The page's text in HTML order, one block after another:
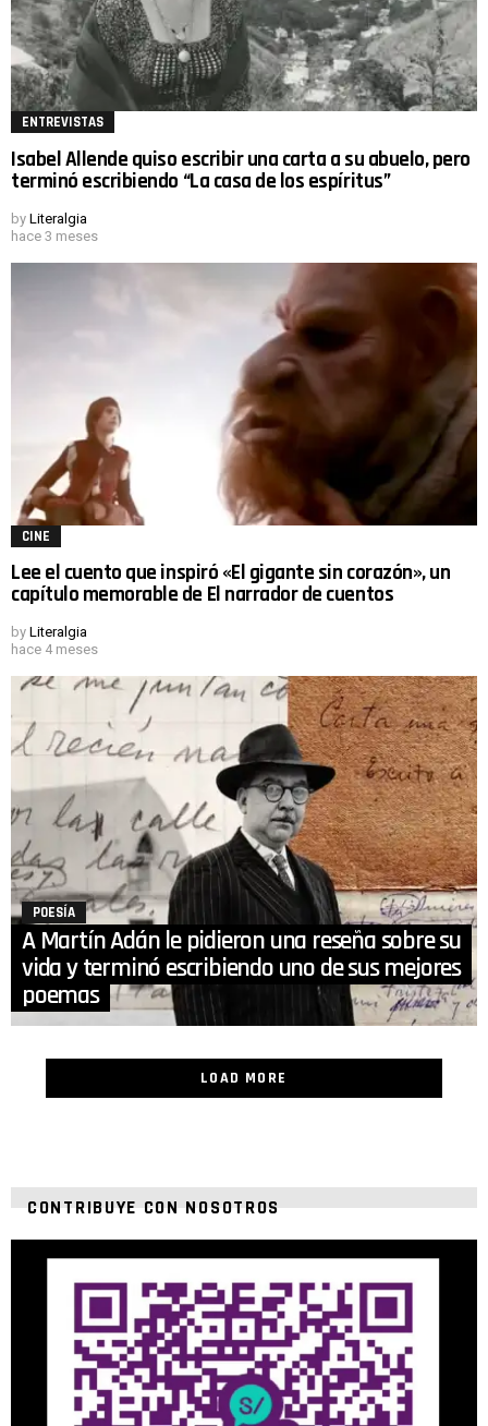
ENTREVISTAS
Isabel Allende quiso escribir una carta a su abuelo, pero
terminó escribiendo “La casa de los espíritus”
by Literalgia
hace 3 meses
CINE
Lee el cuento que inspiró «El gigante sin corazón», un
capítulo memorable de El narrador de cuentos
by Literalgia
hace 4 meses
POESÍA
A Martín Adán le pidieron una reseña sobre su
vida y terminó escribiendo uno de sus mejores
poemas
LOAD MORE
CONTRIBUYE CON NOSOTROS